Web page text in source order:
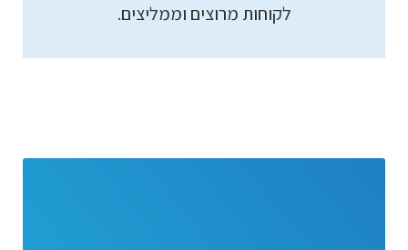
לקוחות מרוצים וממליצים.